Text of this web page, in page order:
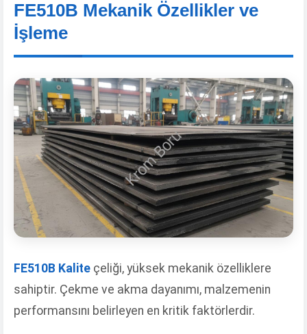
FE510B Mekanik Özellikler ve
İşleme
FE510B Kalite çeliği, yüksek mekanik özelliklere
sahiptir. Çekme ve akma dayanımı, malzemenin
performansını belirleyen en kritik faktörlerdir.